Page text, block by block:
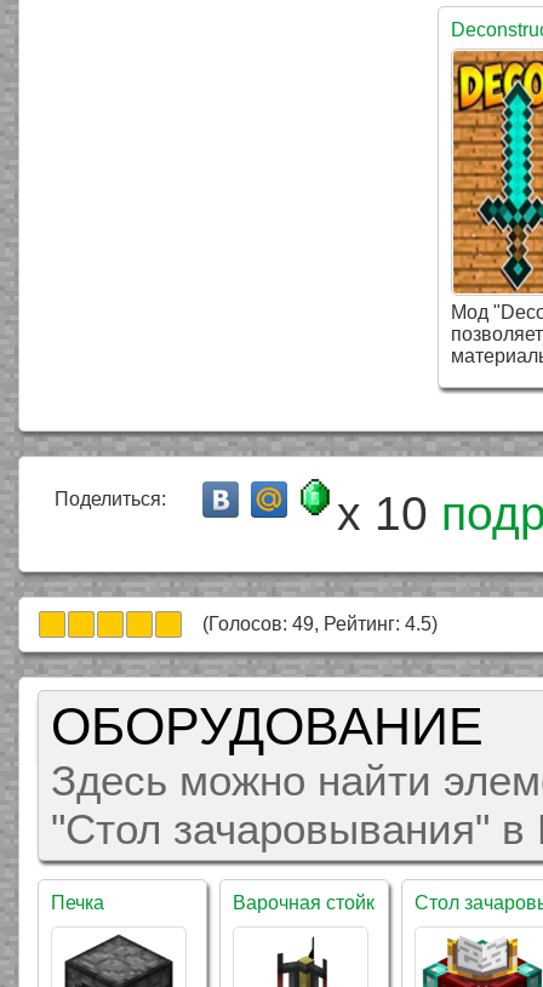
Мод
Extended
Мод
Поделиться: x 10
(Голосов: 49, Рейтинг: 4.5)
ОБОРУДОВАНИЕ
Здесь можно найти
"Стол зачаровывания"
Печка Варочная стойка Стол